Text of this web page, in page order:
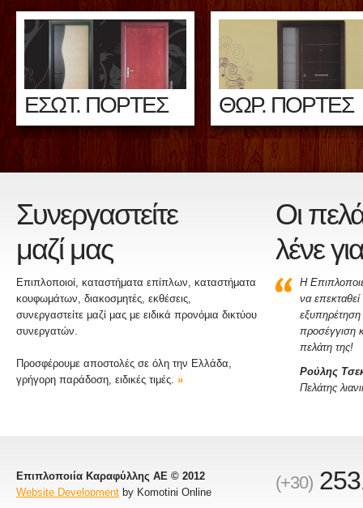
ΕΣΩΤ. ΠΟΡΤΕΣ ΘΩΡ. ΠΟΡΤΕΣ
Συνεργαστείτε
μαζί μας
Επιπλοποιοί, καταστήματα επίπλων, καταστήματα
κουφωμάτων, διακοσμητές, εκθέσεις,
συνεργαστείτε μαζί μας με ειδικά προνόμια δικτύου
συνεργατών.
Προσφέρουμε αποστολές σε όλη την Ελλάδα,
γρήγορη παράδοση, ειδικές τιμές. »
Οι
λένε
Η
να
προσέγγιση
πελάτη της!
Ρούλης
Πελάτης
Επιπλοποιία Καραφύλλης ΑΕ © 2012
Website Development by Komotini Online (+30)